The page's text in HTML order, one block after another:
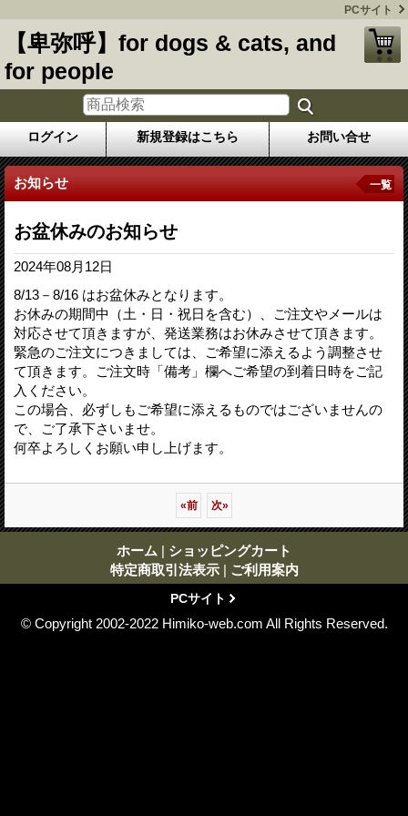
PCサイト
【卑弥呼】for dogs & cats, and
for people
ログイン 新規登録はこちら お問い合せ
お知らせ 一覧
お盆休みのお知らせ
2024年08月12日
8/13－8/16 はお盆休みとなります。
お休みの期間中（土・日・祝日を含む）、ご注文やメールは
対応させて頂きますが、発送業務はお休みさせて頂きます。
緊急のご注文につきましては、ご希望に添えるよう調整させ
て頂きます。ご注文時「備考」欄へご希望の到着日時をご記
入ください。
この場合、必ずしもご希望に添えるものではございませんの
で、ご了承下さいませ。
何卒よろしくお願い申し上げます。
«前 次»
ホーム | ショッピングカート
特定商取引法表示 | ご利用案内
PCサイト
© Copyright 2002-2022 Himiko-web.com All Rights Reserved.